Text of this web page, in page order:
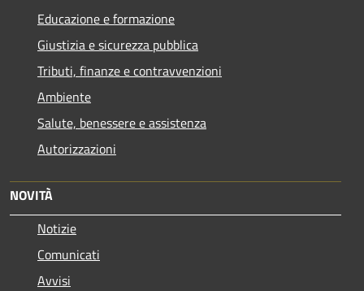
Educazione e formazione
Giustizia e sicurezza pubblica
Tributi, finanze e contravvenzioni
Ambiente
Salute, benessere e assistenza
Autorizzazioni
NOVITÀ
Notizie
Comunicati
Avvisi